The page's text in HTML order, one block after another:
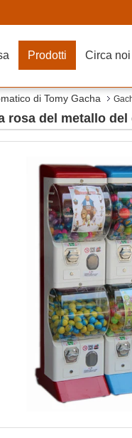
Prodotti Circa noi
di Tomy Gacha
rosa del metallo